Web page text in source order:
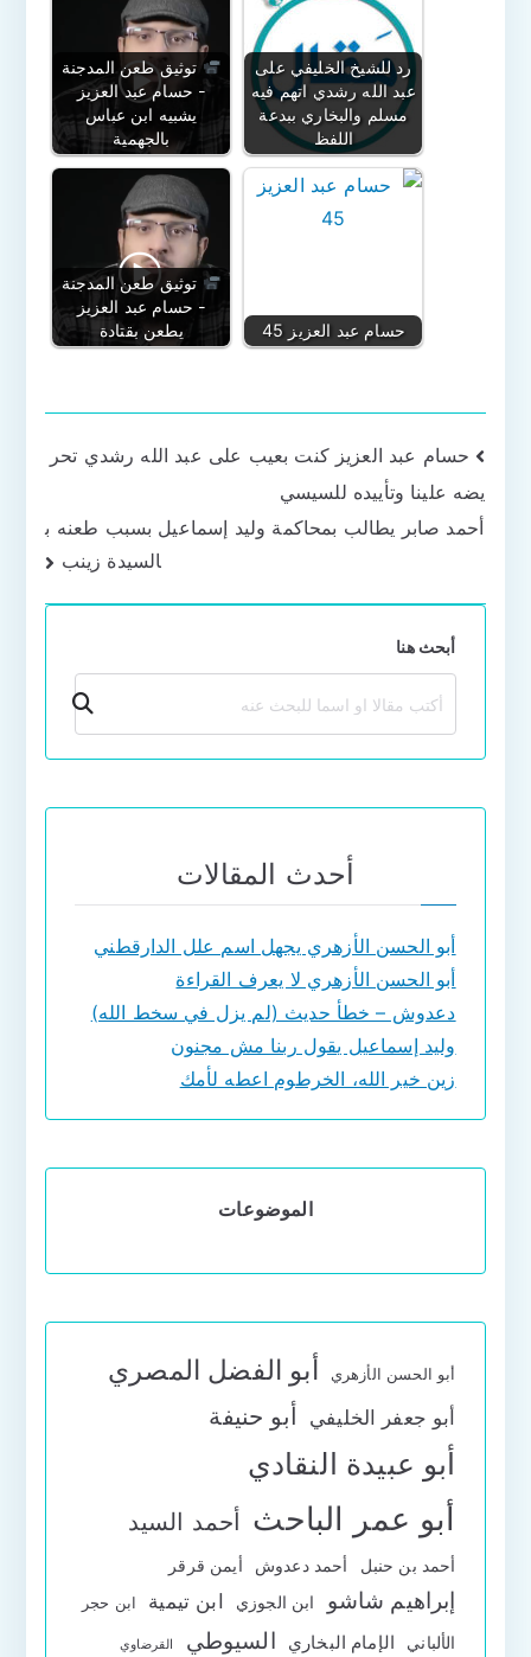
توثيق طعن المدجنة
- حسام عبد العزيز
يشبيه ابن عباس
بالجهمية
رد للشيخ الخليفي على
عبد الله رشدي اتهم فيه
مسلم والبخاري ببدعة
اللفظ
توثيق طعن المدجنة
- حسام عبد العزيز
يطعن بقتادة
حسام عبد العزيز 45
تصفّح
المقالات
حسام عبد العزيز كنت بعيب على عبد الله رشدي تحر
يضه علينا وتأييده للسيسي
أحمد صابر يطالب بمحاكمة وليد إسماعيل بسبب طعنه ب
السيدة زينب
أبحث هنا
بحث
أحدث المقالات
أبو الحسن الأزهري يجهل اسم علل الدارقطني
أبو الحسن الأزهري لا يعرف القراءة
دعدوش – خطأ حديث (لم يزل في سخط الله)
وليد إسماعيل يقول ربنا مش مجنون
زين خير الله، الخرطوم اعطه لأمك
الموضوعات
أبو الحسن الأزهري أبو الفضل المصري
أبو جعفر الخليفي أبو حنيفة
أبو عبيدة النقادي
أبو عمر الباحث أحمد السيد
أحمد بن حنبل أحمد دعدوش أيمن قرقر
إبراهيم شاشو ابن الجوزي ابن تيمية ابن حجر
الألباني الإمام البخاري السيوطي القرضاوي